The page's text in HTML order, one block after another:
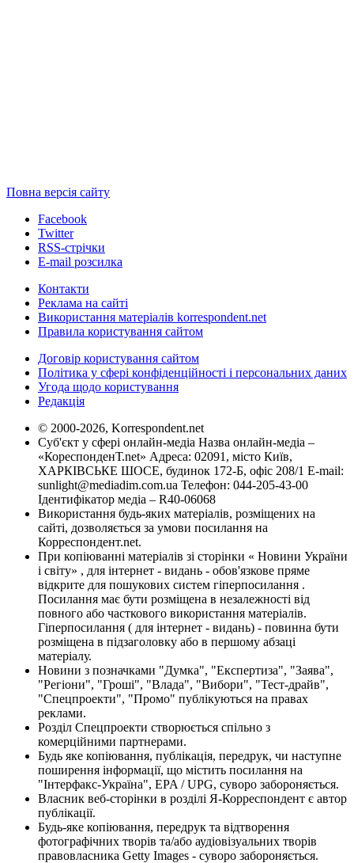
Повна версія сайту
Facebook
Twitter
RSS-стрічки
E-mail розсилка
Контакти
Реклама на сайті
Використання матеріалів korrespondent.net
Правила користування сайтом
Договір користування сайтом
Політика у сфері конфіденційності і персональних даних
Угода щодо користування
Редакція
© 2000-2026, Korrespondent.net
Суб'єкт у сфері онлайн-медіа Назва онлайн-медіа –
«КореспонденТ.net» Адреса: 02091, місто Київ,
ХАРКІВСЬКЕ ШОСЕ, будинок 172-Б, офіс 208/1 E-mail:
sunlight@mediadim.com.ua Телефон: 044-205-43-00
Ідентифікатор медіа – R40-06068
Використання будь-яких матеріалів, розміщених на
сайті, дозволяється за умови посилання на
Корреспондент.net.
При копіюванні матеріалів зі сторінки « Новини України
і світу» , для інтернет - видань - обов'язкове пряме
відкрите для пошукових систем гіперпосилання .
Посилання має бути розміщена в незалежності від
повного або часткового використання матеріалів.
Гіперпосилання ( для інтернет - видань) - повинна бути
розміщена в підзаголовку або в першому абзаці
матеріалу.
Новини з позначками "Думка", "Експертиза", "Заява",
"Регіони", "Гроші", "Влада", "Вибори", "Тест-драйв",
"Спецпроекти", "Промо" публікуються на правах
реклами.
Розділ Спецпроекти створюється спільно з
комерційними партнерами.
Будь яке копіювання, публікація, передрук, чи наступне
поширення інформації, що містить посилання на
"Інтерфакс-Україна", EPA / UPG, суворо забороняється.
Власник веб-сторінки в розділі Я-Корреспондент є автор
публікації.
Будь-яке копіювання, передрук та відтворення
фотографічних творів та/або аудіовізуальних творів
правовласника Getty Images - суворо забороняється.